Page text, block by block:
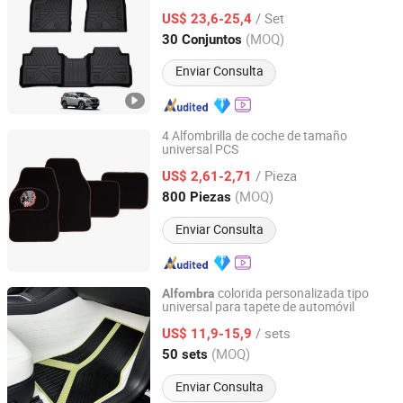
US$ 23,6-25,4 / Set
30 Conjuntos (MOQ)
Enviar Consulta
Guangdong, China Desde 2023
4 Alfombrilla de coche de tamaño
universal PCS
US$ 2,61-2,71 / Pieza
800 Piezas (MOQ)
Enviar Consulta
Shanghai Huaqi Industrial Co., Ltd.
Shanghai, China Desde 2020
Alfombra colorida personalizada tipo
universal para tapete de automóvil
US$ 11,9-15,9 / sets
50 sets (MOQ)
Enviar Consulta
Xiamen Artes Plasti Products Co., Ltd.
Fujian, China Desde 2025